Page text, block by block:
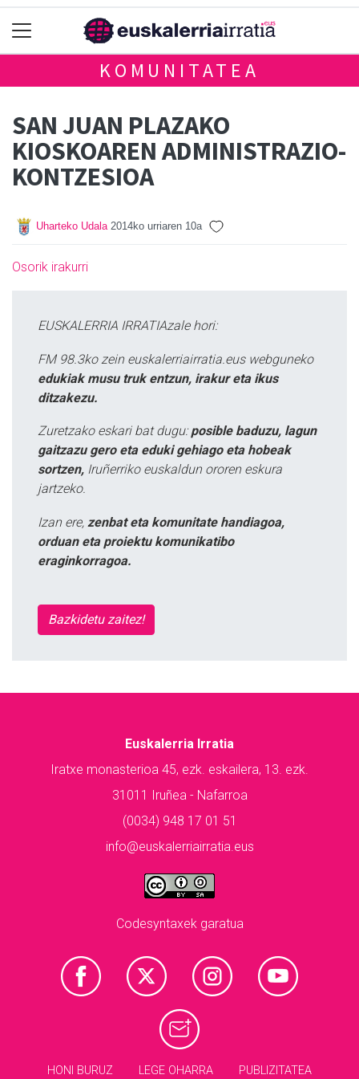
KOMUNITATEA
SAN JUAN PLAZAKO
KIOSKOAREN ADMINISTRAZIO-
KONTZESIOA
Uharteko Udala 2014ko urriaren 10a
Osorik irakurri
EUSKALERRIA IRRATIAzale hori:
FM 98.3ko zein euskalerriairratia.eus webguneko
edukiak musu truk entzun, irakur eta ikus
ditzakezu.
Zuretzako eskari bat dugu: posible baduzu, lagun
gaitzazu gero eta eduki gehiago eta hobeak
sortzen, Iruñerriko euskaldun ororen eskura
jartzeko.
Izan ere, zenbat eta komunitate handiagoa,
orduan eta proiektu komunikatibo
eraginkorragoa.
Bazkidetu zaitez!
Euskalerria Irratia
Iratxe monasterioa 45, ezk. eskailera, 13. ezk.
31011 Iruñea - Nafarroa
(0034) 948 17 01 51
info@euskalerriairratia.eus
Codesyntaxek garatua
HONI BURUZ LEGE OHARRA PUBLIZITATEA